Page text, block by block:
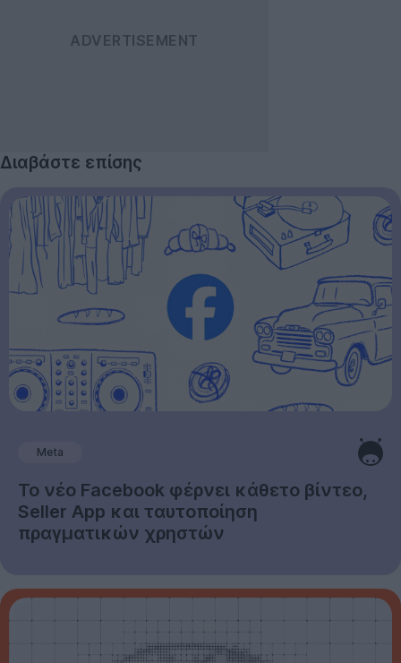
Διαβάστε επίσης
Meta
Το νέο Facebook φέρνει κάθετο βίντεο,
Seller App και ταυτοποίηση
πραγματικών χρηστών